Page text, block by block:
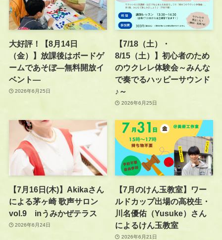
大好評！【8月14日
（金）】放課後はボードゲ
ームであそぼ―無料開放イ
ベント―
2026年6月25日
【7/18（土）・
8/15（土）】初心者のため
のウクレレ体験会～みんな
で奏でるハッピーサウンド
♪～
2026年6月25日
【7月16日(木)】Akikaさん
による茅ヶ崎 歌声サロン
vol.9 inうみかぜテラス
2026年6月24日
【7月のけん玉教室】ワー
ルドカップ出場の高校生・
川名優佑（Yusuke）さん
によるけん玉教室
2026年6月21日